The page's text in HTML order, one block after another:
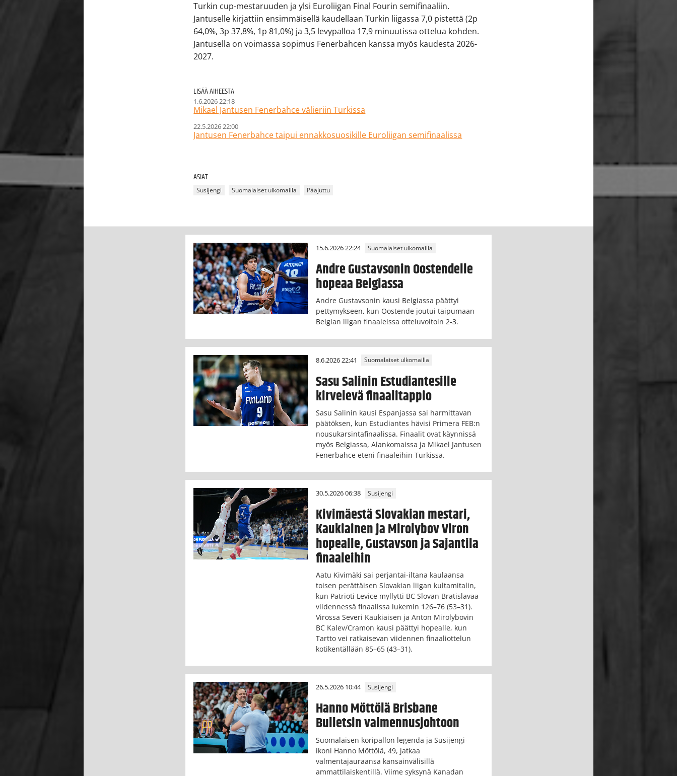
Turkin cup-mestaruuden ja ylsi Euroliigan Final Fourin semifinaaliin.
Jantuselle kirjattiin ensimmäisellä kaudellaan Turkin liigassa 7,0 pistettä (2p
64,0%, 3p 37,8%, 1p 81,0%) ja 3,5 levypalloa 17,9 minuutissa ottelua kohden.
Jantusella on voimassa sopimus Fenerbahcen kanssa myös kaudesta 2026-
2027.
LISÄÄ AIHEESTA
1.6.2026 22:18
Mikael Jantusen Fenerbahce välieriin Turkissa
22.5.2026 22:00
Jantusen Fenerbahce taipui ennakkosuosikille Euroliigan semifinaalissa
ASIAT
Susijengi Suomalaiset ulkomailla Pääjuttu
15.6.2026 22:24 Suomalaiset ulkomailla
Andre Gustavsonin Oostendelle
hopeaa Belgiassa
Andre Gustavsonin kausi Belgiassa päättyi
pettymykseen, kun Oostende joutui taipumaan
Belgian liigan finaaleissa otteluvoitoin 2-3.
8.6.2026 22:41 Suomalaiset ulkomailla
Sasu Salinin Estudiantesille
kirvelevä finaalitappio
Sasu Salinin kausi Espanjassa sai harmittavan
päätöksen, kun Estudiantes hävisi Primera FEB:n
nousukarsintafinaalissa. Finaalit ovat käynnissä
myös Belgiassa, Alankomaissa ja Mikael Jantusen
Fenerbahce eteni finaaleihin Turkissa.
30.5.2026 06:38 Susijengi
Kivimäestä Slovakian mestari,
Kaukiainen ja Mirolybov Viron
hopealle, Gustavson ja Sajantila
finaaleihin
Aatu Kivimäki sai perjantai-iltana kaulaansa
toisen perättäisen Slovakian liigan kultamitalin,
kun Patrioti Levice myllytti BC Slovan Bratislavaa
viidennessä finaalissa lukemin 126–76 (53–31).
Virossa Severi Kaukiaisen ja Anton Mirolybovin
BC Kalev/Cramon kausi päättyi hopealle, kun
Tartto vei ratkaisevan viidennen finaaliottelun
kotikentällään 85–65 (43–31).
26.5.2026 10:44 Susijengi
Hanno Möttölä Brisbane
Bulletsin valmennusjohtoon
Suomalaisen koripallon legenda ja Susijengi-
ikoni Hanno Möttölä, 49, jatkaa
valmentajauraansa kansainvälisillä
ammattilaiskentillä. Viime syksynä Kanadan